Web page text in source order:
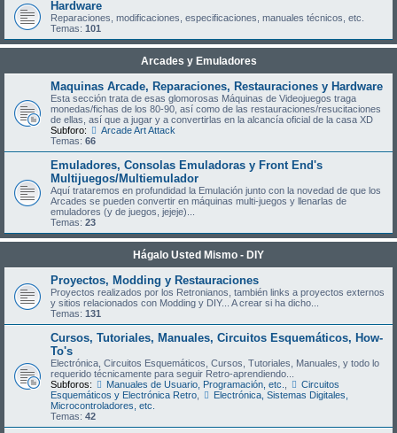
Hardware
Reparaciones, modificaciones, especificaciones, manuales técnicos, etc.
Temas: 101
Arcades y Emuladores
Maquinas Arcade, Reparaciones, Restauraciones y Hardware
Esta sección trata de esas glomorosas Máquinas de Videojuegos traga
monedas/fichas de los 80-90, así como de las restauraciones/resucitaciones
de ellas, así que a jugar y a convertirlas en la alcancía oficial de la casa XD
Subforo:
Arcade Art Attack
Temas: 66
Emuladores, Consolas Emuladoras y Front End's
Multijuegos/Multiemulador
Aquí trataremos en profundidad la Emulación junto con la novedad de que los
Arcades se pueden convertir en máquinas multi-juegos y llenarlas de
emuladores (y de juegos, jejeje)...
Temas: 23
Hágalo Usted Mismo - DIY
Proyectos, Modding y Restauraciones
Proyectos realizados por los Retronianos, también links a proyectos externos
y sitios relacionados con Modding y DIY... A crear si ha dicho...
Temas: 131
Cursos, Tutoriales, Manuales, Circuitos Esquemáticos, How-
To's
Electrónica, Circuitos Esquemáticos, Cursos, Tutoriales, Manuales, y todo lo
requerido técnicamente para seguir Retro-aprendiendo...
Subforos:
Manuales de Usuario, Programación, etc.
Circuitos
Esquemáticos y Electrónica Retro
Electrónica, Sistemas Digitales,
Microcontroladores, etc.
Temas: 42